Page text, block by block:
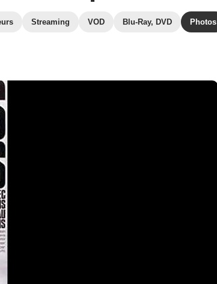
Streaming VOD Blu-Ray, DVD Photos